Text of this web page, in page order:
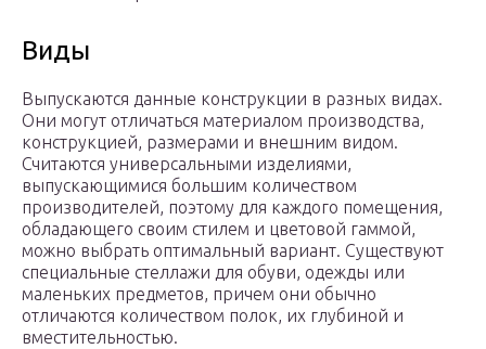
Виды
Выпускаются данные конструкции в разных видах.
Они могут отличаться материалом производства,
конструкцией, размерами и внешним видом.
Считаются универсальными изделиями,
выпускающимися большим количеством
производителей, поэтому для каждого помещения,
обладающего своим стилем и цветовой гаммой,
можно выбрать оптимальный вариант. Существуют
специальные стеллажи для обуви, одежды или
маленьких предметов, причем они обычно
отличаются количеством полок, их глубиной и
вместительностью.